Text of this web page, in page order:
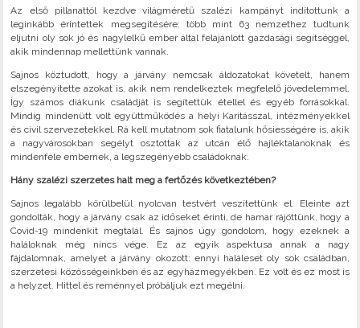
Az első pillanattól kezdve világméretű szalézi kampányt indítottunk a
leginkább érintettek megsegítésére: több mint 63 nemzethez tudtunk
eljutni oly sok jó és nagylelkű ember által felajánlott gazdasági segítséggel,
akik mindennap mellettünk vannak.
Sajnos köztudott, hogy a járvány nemcsak áldozatokat követelt, hanem
elszegényítette azokat is, akik nem rendelkeztek megfelelő jövedelemmel.
Így számos diákunk családját is segítettük étellel és egyéb forrásokkal.
Mindig mindenütt volt együttműködés a helyi Karitásszal, intézményekkel
és civil szervezetekkel. Rá kell mutatnom sok fiatalunk hősiességére is, akik
a nagyvárosokban segélyt osztottak az utcán élő hajléktalanoknak és
mindenféle embernek, a legszegényebb családoknak.
Hány szalézi szerzetes halt meg a fertőzés következtében?
Sajnos legalább körülbelül nyolcvan testvért veszítettünk el. Eleinte azt
gondolták, hogy a járvány csak az időseket érinti, de hamar rájöttünk, hogy a
Covid-19 mindenkit megtalál. És sajnos úgy gondolom, hogy ezeknek a
haláloknak még nincs vége. Ez az egyik aspektusa annak a nagy
fájdalomnak, amelyet a járvány okozott: ennyi haláleset oly sok családban,
szerzetesi közösségeinkben és az egyházmegyékben. Ez volt és ez most is
a helyzet. Hittel és reménnyel próbáljuk ezt megélni.